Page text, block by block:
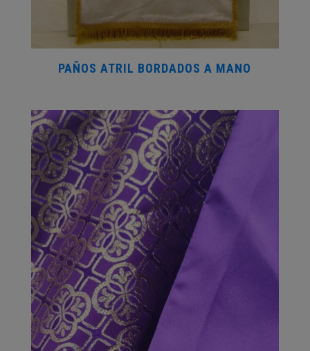
PAÑOS ATRIL BORDADOS A MANO